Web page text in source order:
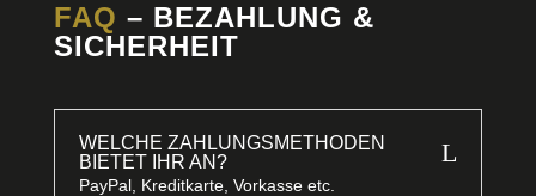
FAQ – BEZAHLUNG &
SICHERHEIT
WELCHE ZAHLUNGSMETHODEN
BIETET IHR AN?
L
PayPal, Kreditkarte, Vorkasse etc.